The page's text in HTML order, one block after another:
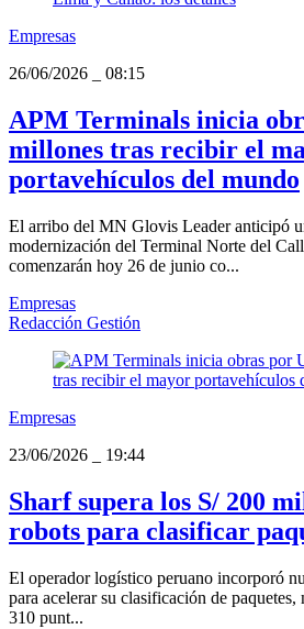
Empresas
26/06/2026
08:15
APM Terminals inicia
millones tras recibir el
portavehículos del mundo
El arribo del MN Glovis Leader anticipó
modernización del Terminal Norte del
comenzarán hoy 26 de junio co...
Empresas
Redacción Gestión
Empresas
23/06/2026
19:44
Sharf supera los S/ 200
robots para clasificar
El operador logístico peruano incorporó
para acelerar su clasificación de paquetes,
310 punt...